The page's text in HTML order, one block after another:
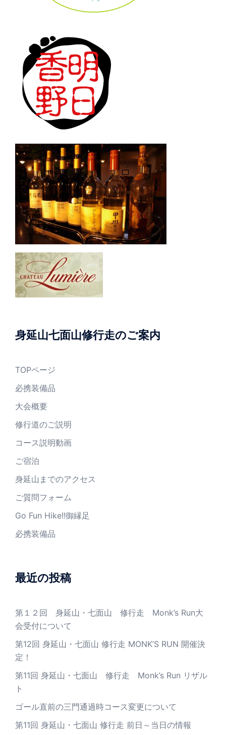
身延山七面山修行走のご案内
TOPページ
必携装備品
大会概要
修行道のご説明
コース説明動画
ご宿泊
身延山までのアクセス
ご質問フォーム
Go Fun Hike!!御縁足
必携装備品
最近の投稿
第１２回 身延山・七面山 修行走 Monk’s Run大
会受付について
第12回 身延山・七面山 修行走 MONK’S RUN 開催決
定！
第11回 身延山・七面山 修行走 Monk’s Run リザル
ト
ゴール直前の三門通過時コース変更について
第11回 身延山・七面山 修行走 前日～当日の情報